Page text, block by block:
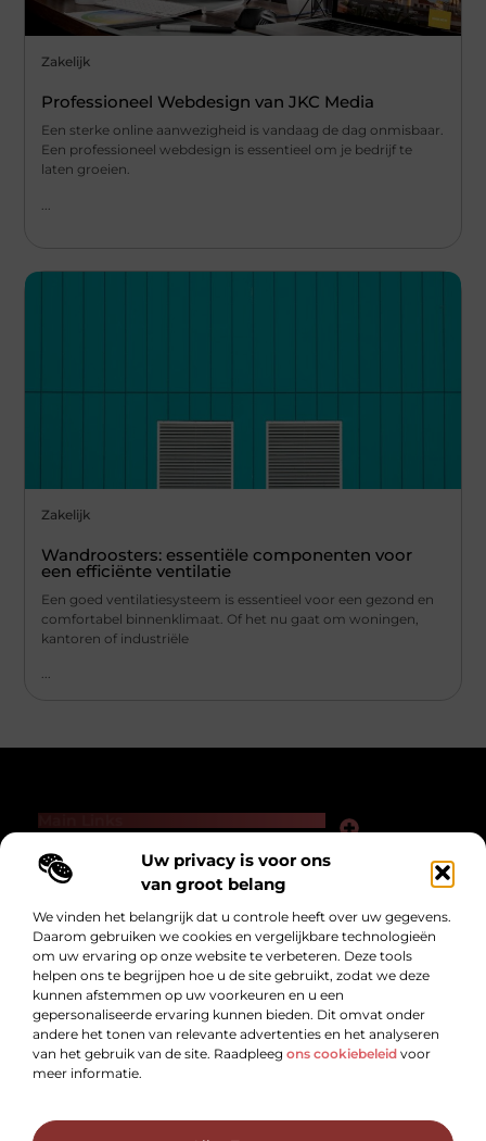
Uw privacy is voor ons
van groot belang
We vinden het belangrijk dat u controle heeft over uw gegevens.
Daarom gebruiken we cookies en vergelijkbare technologieën
om uw ervaring op onze website te verbeteren. Deze tools
helpen ons te begrijpen hoe u de site gebruikt, zodat we deze
kunnen afstemmen op uw voorkeuren en u een
gepersonaliseerde ervaring kunnen bieden. Dit omvat onder
andere het tonen van relevante advertenties en het analyseren
van het gebruik van de site. Raadpleeg ons cookiebeleid voor
meer informatie.
Zakelijk
Professioneel Webdesign van JKC Media
Een sterke online aanwezigheid is vandaag de dag onmisbaar.
Een professioneel webdesign is essentieel om je bedrijf te
laten groeien.
Zakelijk
Wandroosters: essentiële componenten voor
een efficiënte ventilatie
Een goed ventilatiesysteem is essentieel voor een gezond en
comfortabel binnenklimaat. Of het nu gaat om woningen,
kantoren of industriële
...
Bericht categorie
Dikkegraaf.nl – Voor alles wat het leven